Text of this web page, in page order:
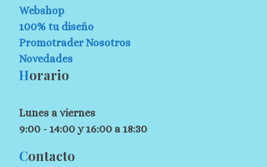
Webshop
100% tu diseño
Promotrader Nosotros
Novedades
Horario
Lunes a viernes
9:00 - 14:00 y 16:00 a 18:30
Contacto